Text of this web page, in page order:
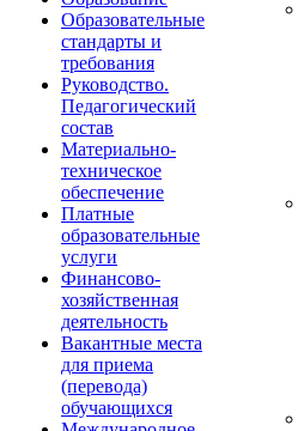
Образовательные
стандарты и
требования
Руководство.
Педагогический
состав
Материально-
техническое
обеспечение
Платные
образовательные
услуги
Финансово-
хозяйственная
деятельность
Вакантные места
для приема
(перевода)
обучающихся